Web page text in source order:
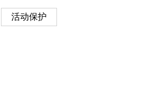
活动保护